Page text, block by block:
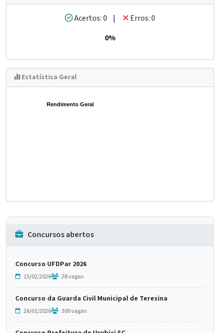
Acertos: 0 |
Erros: 0
0%
Estatística Geral
Rendimento Geral
Concursos abertos
Concurso UFDPar 2026
15/02/2026 28 vagas
Concurso da Guarda Civil Municipal de Teresina
26/01/2026 300 vagas